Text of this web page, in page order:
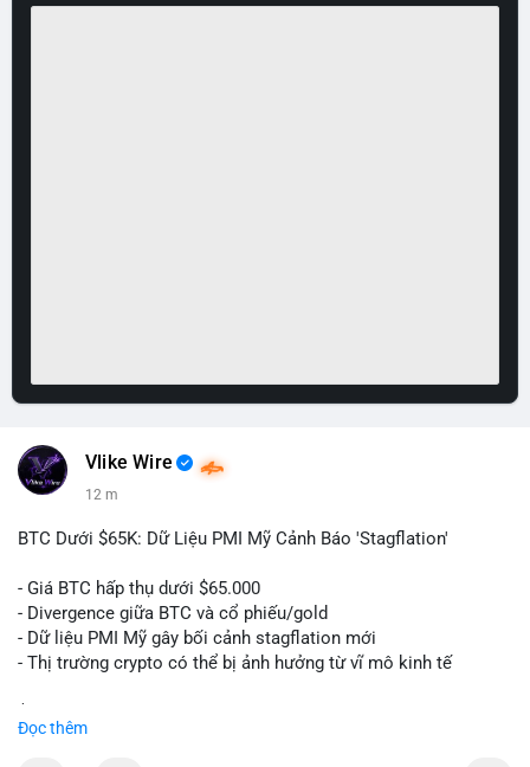
Vlike Wire
12 m
BTC Dưới $65K: Dữ Liệu PMI Mỹ Cảnh Báo 'Stagflation'
- Giá BTC hấp thụ dưới $65.000
- Divergence giữa BTC và cổ phiếu/gold
- Dữ liệu PMI Mỹ gây bối cảnh stagflation mới
- Thị trường crypto có thể bị ảnh hưởng từ vĩ mô kinh tế
Đọc thêm